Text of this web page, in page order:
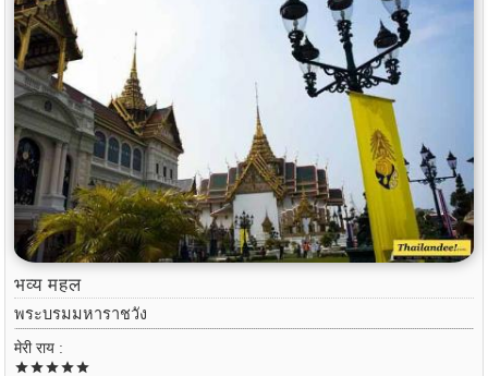
भव्य महल
พระบรมมหาราชวัง
मेरी राय :
starstarstarstarstar